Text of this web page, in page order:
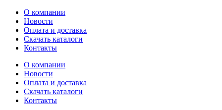
О компании
Новости
Оплата и доставка
Скачать каталоги
Контакты
О компании
Новости
Оплата и доставка
Скачать каталоги
Контакты